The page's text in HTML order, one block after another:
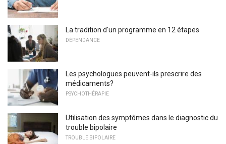
La tradition d'un programme en 12 étapes
DÉPENDANCE
Les psychologues peuvent-ils prescrire des
médicaments?
PSYCHOTHÉRAPIE
Utilisation des symptômes dans le diagnostic du
trouble bipolaire
TROUBLE BIPOLAIRE